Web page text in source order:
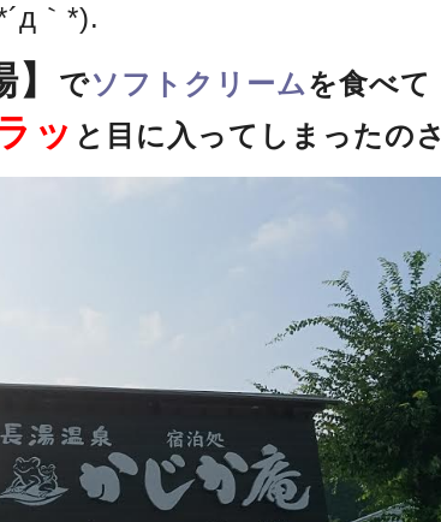
｀*).
でソフトクリームを食べて
ッ と目に入ってしまったのさ